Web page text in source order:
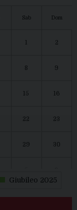
Sab Dom
2
8 9
15 16
22 23
29 30
Giubileo 2025